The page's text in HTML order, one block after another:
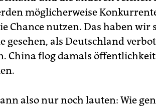
möglicherweise
Chance nutzen. Das haben wir
gesehen, als Deutschland
China flog damals
also nur noch lauten: Wie